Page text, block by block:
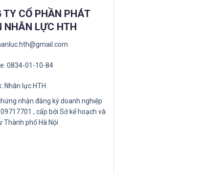
TY CỔ PHẦN PHÁT
NHÂN LỰC HTH
0834-01-10-84
Nhân lực HTH
nhận đăng ký doanh nghiệp
, cấp bởi Sở kế hoạch và
Thành phố Hà Nội